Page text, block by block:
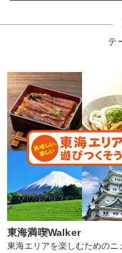
テ
東海満喫Walker
東海エリアを楽しむためのニ